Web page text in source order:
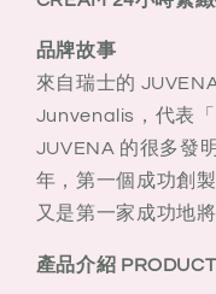
小
時
緊
緻
抗
皺
霜
時
緊
緻
抗
皺
霜
品牌故事
來自瑞士的
Junvenalis，代表
JUVENA 的很多發
年，第一個成功創
又是第一家成功地
產品介紹